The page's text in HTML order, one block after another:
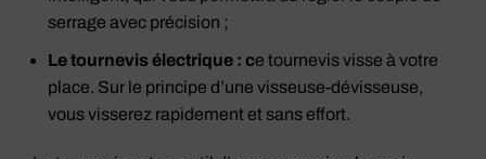
serrage avec précision ;
Le tournevis électrique : ce tournevis visse à votre
place. Sur le principe d’une visseuse-dévisseuse,
vous visserez rapidement et sans effort.